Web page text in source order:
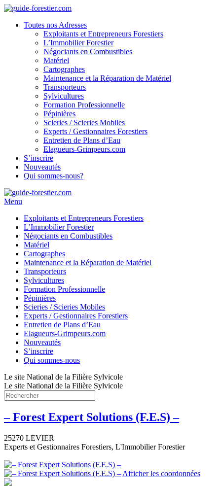
Toutes nos Adresses
Exploitants et Entrepreneurs Forestiers
L’Immobilier Forestier
Négociants en Combustibles
Matériel
Cartographes
Maintenance et la Réparation de Matériel
Transporteurs
Sylvicultures
Formation Professionnelle
Pépinières
Scieries / Scieries Mobiles
Experts / Gestionnaires Forestiers
Entretien de Plans d’Eau
Elagueurs-Grimpeurs.com
S’inscrire
Nouveautés
Qui sommes-nous?
Menu
Exploitants et Entrepreneurs Forestiers
L’Immobilier Forestier
Négociants en Combustibles
Matériel
Cartographes
Maintenance et la Réparation de Matériel
Transporteurs
Sylvicultures
Formation Professionnelle
Pépinières
Scieries / Scieries Mobiles
Experts / Gestionnaires Forestiers
Entretien de Plans d’Eau
Elagueurs-Grimpeurs.com
Nouveautés
S’inscrire
Qui sommes-nous
Le site National de la Filière Sylvicole
Le site National de la Filière Sylvicole
– Forest Expert Solutions (F.E.S) –
25270 LEVIER
Experts et Gestionnaires Forestiers, L'Immobilier Forestier
Afficher les coordonnées